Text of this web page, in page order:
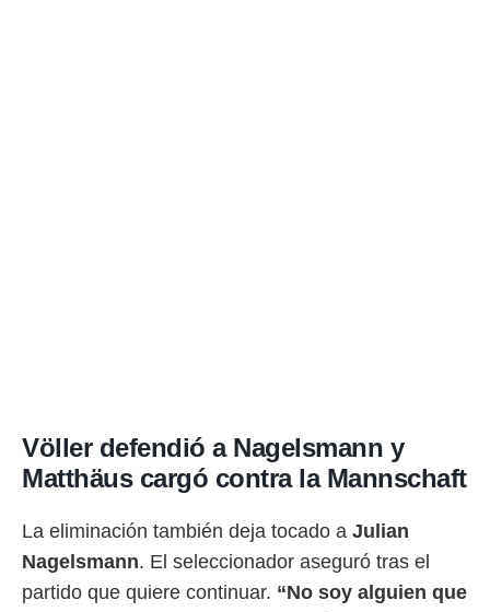
Völler defendió a Nagelsmann y
Matthäus cargó contra la Mannschaft
La eliminación también deja tocado a Julian
Nagelsmann. El seleccionador aseguró tras el
partido que quiere continuar. “No soy alguien que